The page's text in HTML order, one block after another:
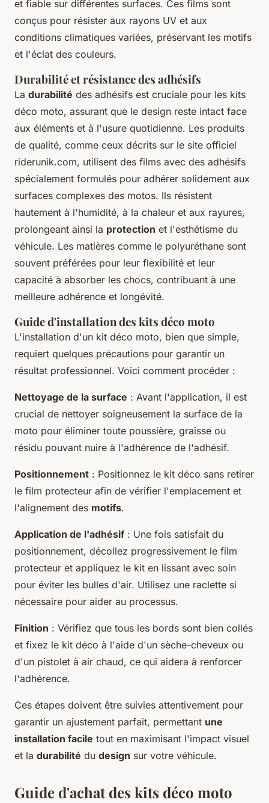
et fiable sur différentes surfaces. Ces films sont
conçus pour résister aux rayons UV et aux
conditions climatiques variées, préservant les motifs
et l'éclat des couleurs.
Durabilité et résistance des adhésifs
La durabilité des adhésifs est cruciale pour les kits
déco moto, assurant que le design reste intact face
aux éléments et à l'usure quotidienne. Les produits
de qualité, comme ceux décrits sur le site officiel
riderunik.com, utilisent des films avec des adhésifs
spécialement formulés pour adhérer solidement aux
surfaces complexes des motos. Ils résistent
hautement à l'humidité, à la chaleur et aux rayures,
prolongeant ainsi la protection et l'esthétisme du
véhicule. Les matières comme le polyuréthane sont
souvent préférées pour leur flexibilité et leur
capacité à absorber les chocs, contribuant à une
meilleure adhérence et longévité.
Guide d'installation des kits déco moto
L'installation d'un kit déco moto, bien que simple,
requiert quelques précautions pour garantir un
résultat professionnel. Voici comment procéder :
Nettoyage de la surface : Avant l'application, il est
crucial de nettoyer soigneusement la surface de la
moto pour éliminer toute poussière, graisse ou
résidu pouvant nuire à l'adhérence de l'adhésif.
Positionnement : Positionnez le kit déco sans retirer
le film protecteur afin de vérifier l'emplacement et
l'alignement des motifs.
Application de l'adhésif : Une fois satisfait du
positionnement, décollez progressivement le film
protecteur et appliquez le kit en lissant avec soin
pour éviter les bulles d'air. Utilisez une raclette si
nécessaire pour aider au processus.
Finition : Vérifiez que tous les bords sont bien collés
et fixez le kit déco à l'aide d'un sèche-cheveux ou
d'un pistolet à air chaud, ce qui aidera à renforcer
l'adhérence.
Ces étapes doivent être suivies attentivement pour
garantir un ajustement parfait, permettant une
installation facile tout en maximisant l'impact visuel
et la durabilité du design sur votre véhicule.
Guide d'achat des kits déco moto